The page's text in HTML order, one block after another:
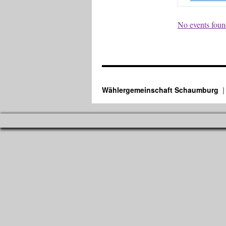
No events
Wählergemeinschaft Schaumburg